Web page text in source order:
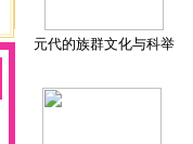
元代的族群文化与科举